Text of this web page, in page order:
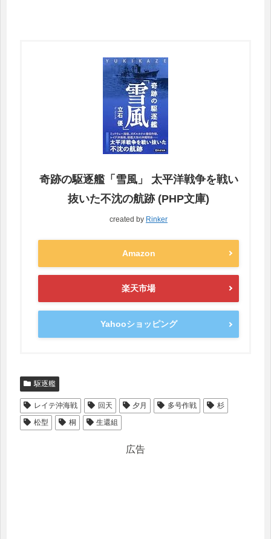
奇跡の駆逐艦「雪風」 太平洋戦争を戦い
抜いた不沈の航跡 (PHP文庫)
created by Rinker
Amazon
楽天市場
Yahooショッピング
駆逐艦
レイテ沖海戦 回天 夕月 多号作戦
杉
松型
桐 生還組
広告